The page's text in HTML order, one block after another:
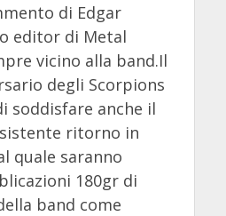
di Edgar
editor di Metal
vicino alla band.Il
degli Scorpions
soddisfare anche il
ritorno in
quale saranno
180gr di
band come